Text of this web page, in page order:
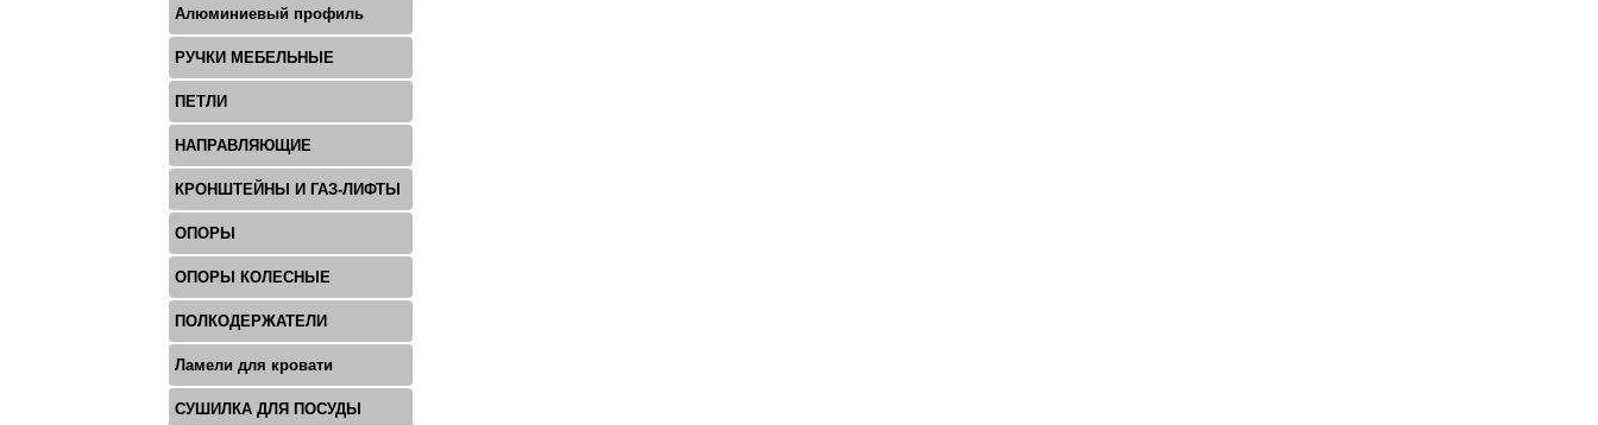
Алюминиевый профиль
РУЧКИ МЕБЕЛЬНЫЕ
ПЕТЛИ
НАПРАВЛЯЮЩИЕ
КРОНШТЕЙНЫ И ГАЗ-ЛИФТЫ
ОПОРЫ
ОПОРЫ КОЛЕСНЫЕ
ПОЛКОДЕРЖАТЕЛИ
Ламели для кровати
СУШИЛКА ДЛЯ ПОСУДЫ